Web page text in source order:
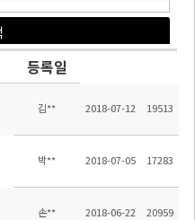
등록일
만족도 조사 결과
김** 2018-07-12 19513
도 조사 결과박** 2018-07-05 17283
험학습 정산 내역 알림
손** 2018-06-22 20959